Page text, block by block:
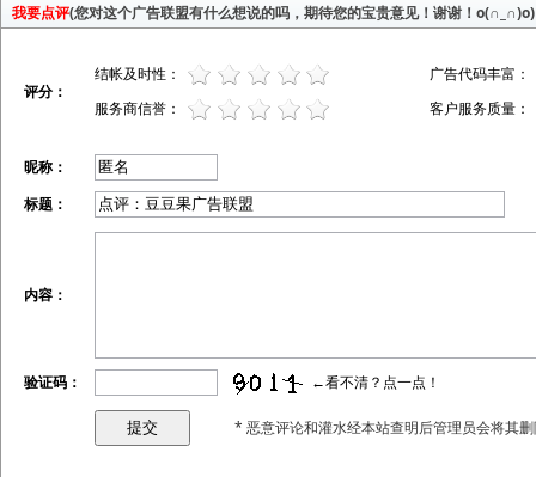
我要点评(您对这个广告联盟有什么想说的吗，期待您的宝贵意见！谢谢！o(∩_∩)o)
评分：
结帐及时性：
广告代码丰富：
服务商信誉：
客户服务质量：
昵称：
标题：
内容：
验证码： ←看不清？点一点！
* 恶意评论和灌水经本站查明后管理员会将其